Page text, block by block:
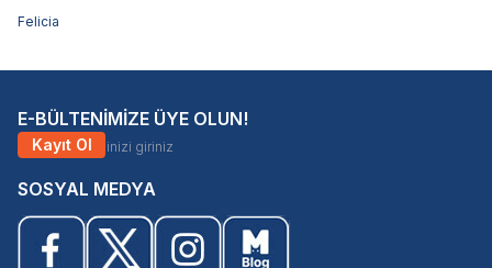
Felicia
E-BÜLTENİMİZE ÜYE OLUN!
Kayıt Ol
SOSYAL MEDYA